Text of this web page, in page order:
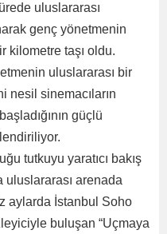
uluslararası
genç yönetmenin
kilometre taşı oldu.
uluslararası bir
nesil sinemacıların
güçlü
tutkuyu yaratıcı bakış
uluslararası arenada
aylarda İstanbul Soho
buluşan “Uçmaya